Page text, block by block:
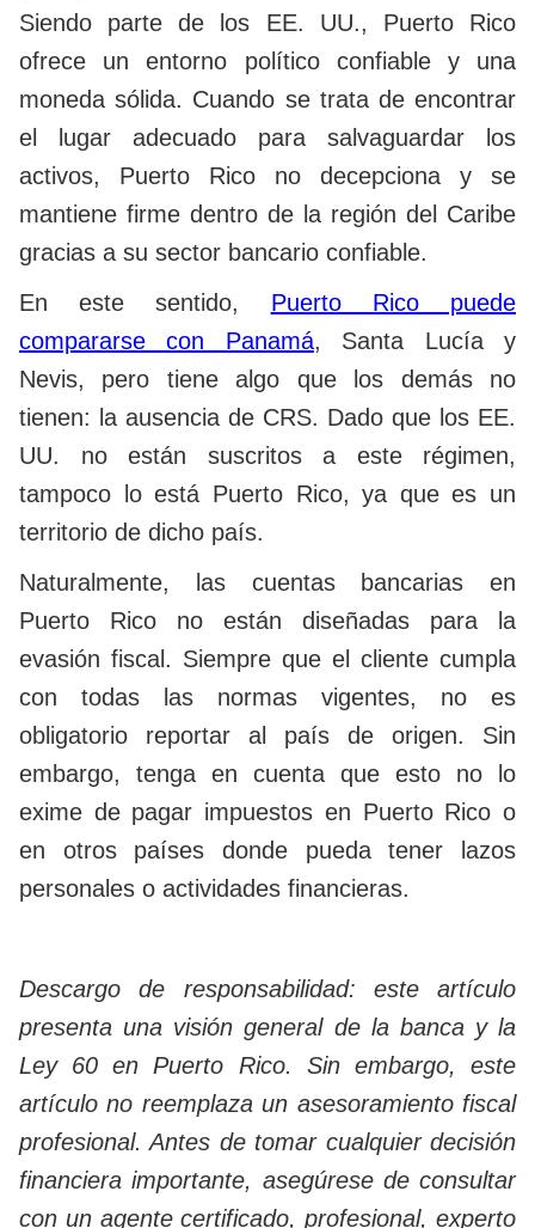
Siendo parte de los EE. UU., Puerto Rico
ofrece un entorno político confiable y una
moneda sólida. Cuando se trata de encontrar
el lugar adecuado para salvaguardar los
activos, Puerto Rico no decepciona y se
mantiene firme dentro de la región del Caribe
gracias a su sector bancario confiable.
En este sentido, Puerto Rico puede
compararse con Panamá, Santa Lucía y
Nevis, pero tiene algo que los demás no
tienen: la ausencia de CRS. Dado que los EE.
UU. no están suscritos a este régimen,
tampoco lo está Puerto Rico, ya que es un
territorio de dicho país.
Naturalmente, las cuentas bancarias en
Puerto Rico no están diseñadas para la
evasión fiscal. Siempre que el cliente cumpla
con todas las normas vigentes, no es
obligatorio reportar al país de origen. Sin
embargo, tenga en cuenta que esto no lo
exime de pagar impuestos en Puerto Rico o
en otros países donde pueda tener lazos
personales o actividades financieras.
Descargo de responsabilidad: este artículo
presenta una visión general de la banca y la
Ley 60 en Puerto Rico. Sin embargo, este
artículo no reemplaza un asesoramiento fiscal
profesional. Antes de tomar cualquier decisión
financiera importante, asegúrese de consultar
con un agente certificado, profesional, experto